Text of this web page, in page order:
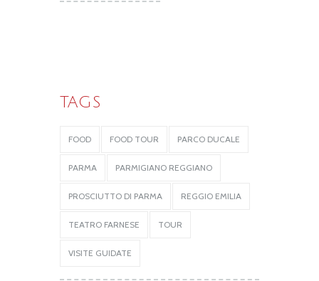
TAGS
FOOD FOOD TOUR PARCO DUCALE
PARMA PARMIGIANO REGGIANO
PROSCIUTTO DI PARMA REGGIO EMILIA
TEATRO FARNESE TOUR
VISITE GUIDATE